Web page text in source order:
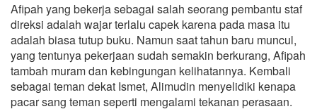
Afipah yang bekerja sebagai salah seorang pembantu staf
direksi adalah wajar terlalu capek karena pada masa itu
adalah biasa tutup buku. Namun saat tahun baru muncul,
yang tentunya pekerjaan sudah semakin berkurang, Afipah
tambah muram dan kebingungan kelihatannya. Kembali
sebagai teman dekat Ismet, Alimudin menyelidiki kenapa
pacar sang teman seperti mengalami tekanan perasaan.